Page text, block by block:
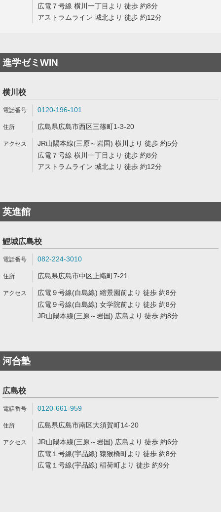
広電７号線 横川一丁目より 徒歩 約8分
アストラムライン 城北より 徒歩 約12分
進学ゼミWIN
横川校
0120-196-101
広島県広島市西区三篠町1-3-20
JR山陽本線(三原～岩国) 横川より 徒歩 約5分
広電７号線 横川一丁目より 徒歩 約8分
アストラムライン 城北より 徒歩 約12分
英進館
鯉城広島校
082-224-3010
広島県広島市中区上幟町7-21
広電９号線(白島線) 縮景園前より 徒歩 約8分
広電９号線(白島線) 女学院前より 徒歩 約8分
JR山陽本線(三原～岩国) 広島より 徒歩 約8分
河合塾
広島校
0120-661-959
広島県広島市南区大須賀町14-20
JR山陽本線(三原～岩国) 広島より 徒歩 約6分
広電１号線(宇品線) 猿猴橋町より 徒歩 約8分
広電１号線(宇品線) 稲荷町より 徒歩 約9分